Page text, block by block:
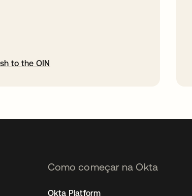
to the OIN
Como começar na Okta
Okta Platform